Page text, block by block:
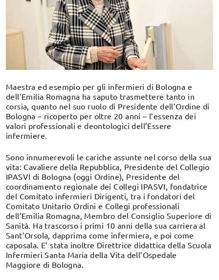
Maestra ed esempio per gli infermieri di Bologna e
dell’Emilia Romagna ha saputo trasmettere tanto in
corsia, quanto nel suo ruolo di Presidente dell’Ordine di
Bologna – ricoperto per oltre 20 anni – l’essenza dei
valori professionali e deontologici dell’Essere
infermiere.
Sono innumerevoli le cariche assunte nel corso della sua
vita: Cavaliere della Repubblica, Presidente del Collegio
IPASVI di Bologna (oggi Ordine), Presidente del
coordinamento regionale dei Collegi IPASVI, fondatrice
del Comitato infermieri Dirigenti, tra i fondatori del
Comitato Unitario Ordini e Collegi professionali
dell’Emilia Romagna, Membro del Consiglio Superiore di
Sanità. Ha trascorso i primi 10 anni della sua carriera al
Sant’Orsola, dapprima come infermiera, e poi come
caposala. E’ stata inoltre Direttrice didattica della Scuola
Infermieri Santa Maria della Vita dell’Ospedale
Maggiore di Bologna.